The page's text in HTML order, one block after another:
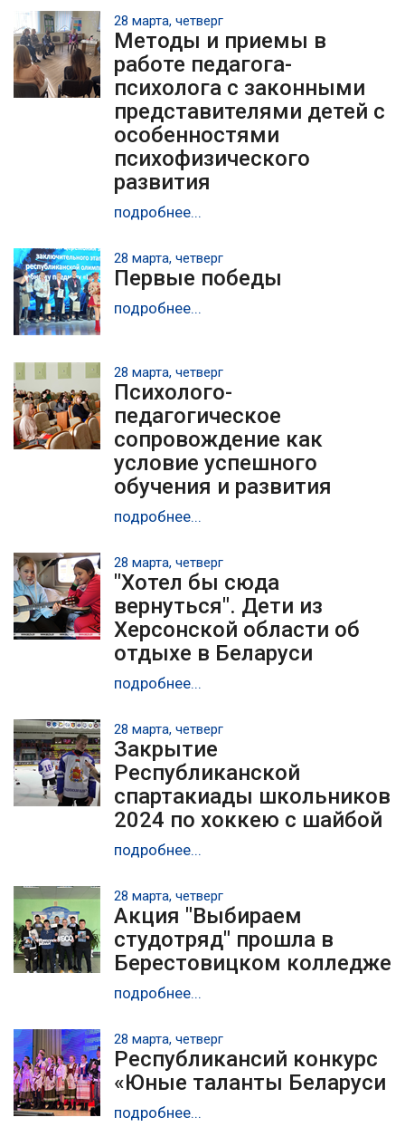
28 марта, четверг
Методы и приемы в
работе педагога-
психолога с законными
представителями детей с
особенностями
психофизического
развития
подробнее...
28 марта, четверг
Первые победы
подробнее...
28 марта, четверг
Психолого-
педагогическое
сопровождение как
условие успешного
обучения и развития
подробнее...
28 марта, четверг
"Хотел бы сюда
вернуться". Дети из
Херсонской области об
отдыхе в Беларуси
подробнее...
28 марта, четверг
Закрытие
Республиканской
спартакиады школьников
2024 по хоккею с шайбой
подробнее...
28 марта, четверг
Акция "Выбираем
студотряд" прошла в
Берестовицком колледже
подробнее...
28 марта, четверг
Республикансий конкурс
«Юные таланты Беларуси
подробнее...